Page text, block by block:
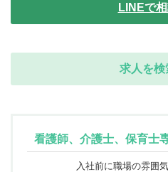
LINEで
求人を検
看護師、介護士、保育士
入社前に職場の雰囲